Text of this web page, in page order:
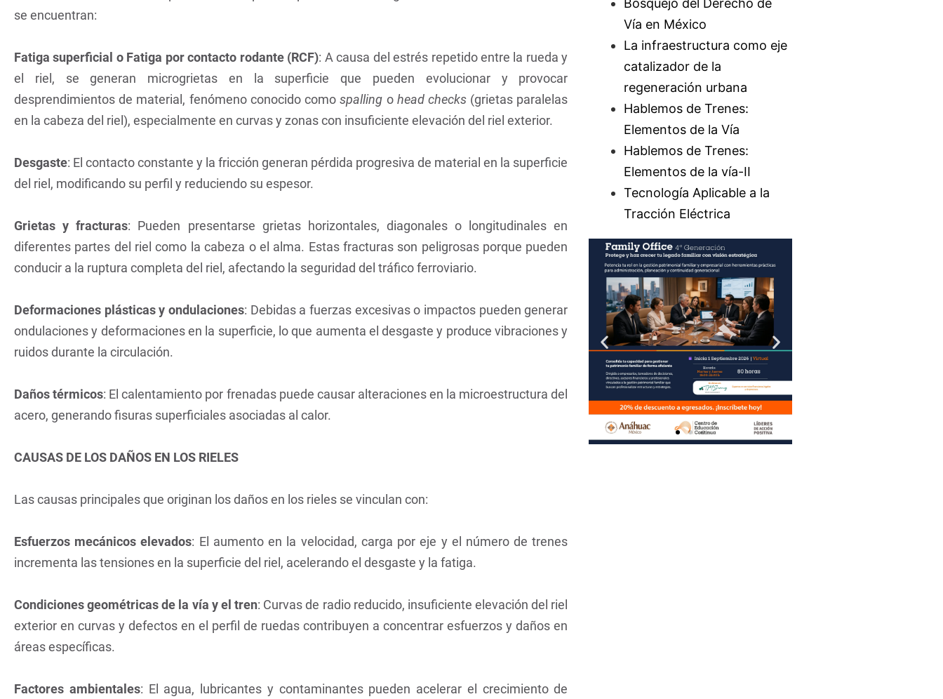
se encuentran:
Fatiga superficial o Fatiga por contacto rodante (RCF): A causa del estrés repetido entre la rueda y
el riel, se generan microgrietas en la superficie que pueden evolucionar y provocar
desprendimientos de material, fenómeno conocido comospalling o head checks(grietas paralelas
en la cabeza del riel), especialmente en curvas y zonas con insuficiente elevación del riel exterior.
Desgaste: El contacto constante y la fricción generan pérdida progresiva de material en la superficie
del riel, modificando su perfil y reduciendo su espesor.
Grietas y fracturas: Pueden presentarse grietas horizontales, diagonales o longitudinales en
diferentes partes del riel como la cabeza o el alma. Estas fracturas son peligrosas porque pueden
conducir a la ruptura completa del riel, afectando la seguridad del tráfico ferroviario.
Deformaciones plásticas y ondulaciones: Debidas a fuerzas excesivas o impactos pueden generar
ondulaciones y deformaciones en la superficie, lo que aumenta el desgaste y produce vibraciones y
ruidos durante la circulación.
Daños térmicos: El calentamiento por frenadas puede causar alteraciones en la microestructura del
acero, generando fisuras superficiales asociadas al calor.
CAUSAS DE LOS DAÑOS EN LOS RIELES
Las causas principales que originan los daños en los rieles se vinculan con:
Esfuerzos mecánicos elevados: El aumento en la velocidad, carga por eje y el número de trenes
incrementa las tensiones en la superficie del riel, acelerando el desgaste y la fatiga.
Condiciones geométricas de la vía y el tren: Curvas de radio reducido, insuficiente elevación del riel
exterior en curvas y defectos en el perfil de ruedas contribuyen a concentrar esfuerzos y daños en
áreas específicas.
Factores ambientales: El agua, lubricantes y contaminantes pueden acelerar el crecimiento de
Bosquejo del Derecho de
Vía en México
La infraestructura como eje
catalizador de la
regeneración urbana
Hablemos de Trenes:
Elementos de la Vía
Hablemos de Trenes:
Elementos de la vía-II
Tecnología Aplicable a la
Tracción Eléctrica